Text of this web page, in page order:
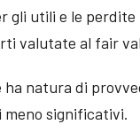
gli utili e le perdite
valutate al fair
ha natura di
meno significativi.